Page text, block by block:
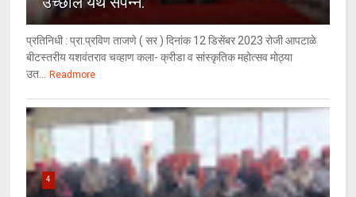
प्रतिनिधी : प्रा.प्रविण ताजणे ( सर ) दिनांक 12 डिसेंबर 2023 रोजी आपटाळे
बीटस्तरीय यशवंतराव चव्हाण कला- क्रीडा व सांस्कृतिक महोत्सव मोठ्या
उत... Readmore
4